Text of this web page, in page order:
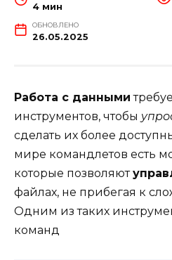
4 мин
ОБНОВЛЕНО
26.05.2025
Работа с данными
инструментов, чтобы
сделать их более
мире командлетов есть
которые позволяют
файлах, не прибегая к
Одним из таких
команд